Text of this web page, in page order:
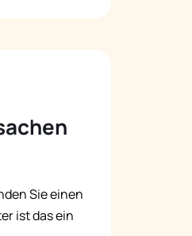
Sie einen
ist das ein